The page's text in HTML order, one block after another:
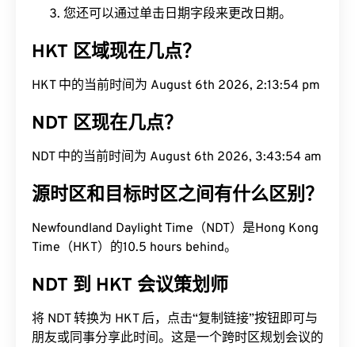
您还可以通过单击日期字段来更改日期。
HKT 区域现在几点？
HKT 中的当前时间为 August 6th 2026, 2:13:55 pm
NDT 区现在几点？
NDT 中的当前时间为 August 6th 2026, 3:43:55 am
源时区和目标时区之间有什么区别？
Newfoundland Daylight Time（NDT）是Hong Kong
Time（HKT）的10.5 hours behind。
NDT 到 HKT 会议策划师
将 NDT 转换为 HKT 后，点击“复制链接”按钮即可与
朋友或同事分享此时间。这是一个跨时区规划会议的